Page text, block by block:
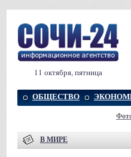
11 октября, пятница
ОБЩЕСТВО
В МИРЕ